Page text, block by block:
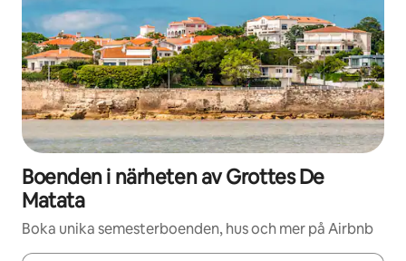
Boenden i närheten av Grottes De
Matata
Boka unika semesterboenden, hus och mer på Airbnb